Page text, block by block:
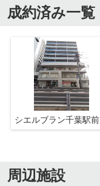
成約済み一覧
シエルブラン千葉駅前
周辺施設